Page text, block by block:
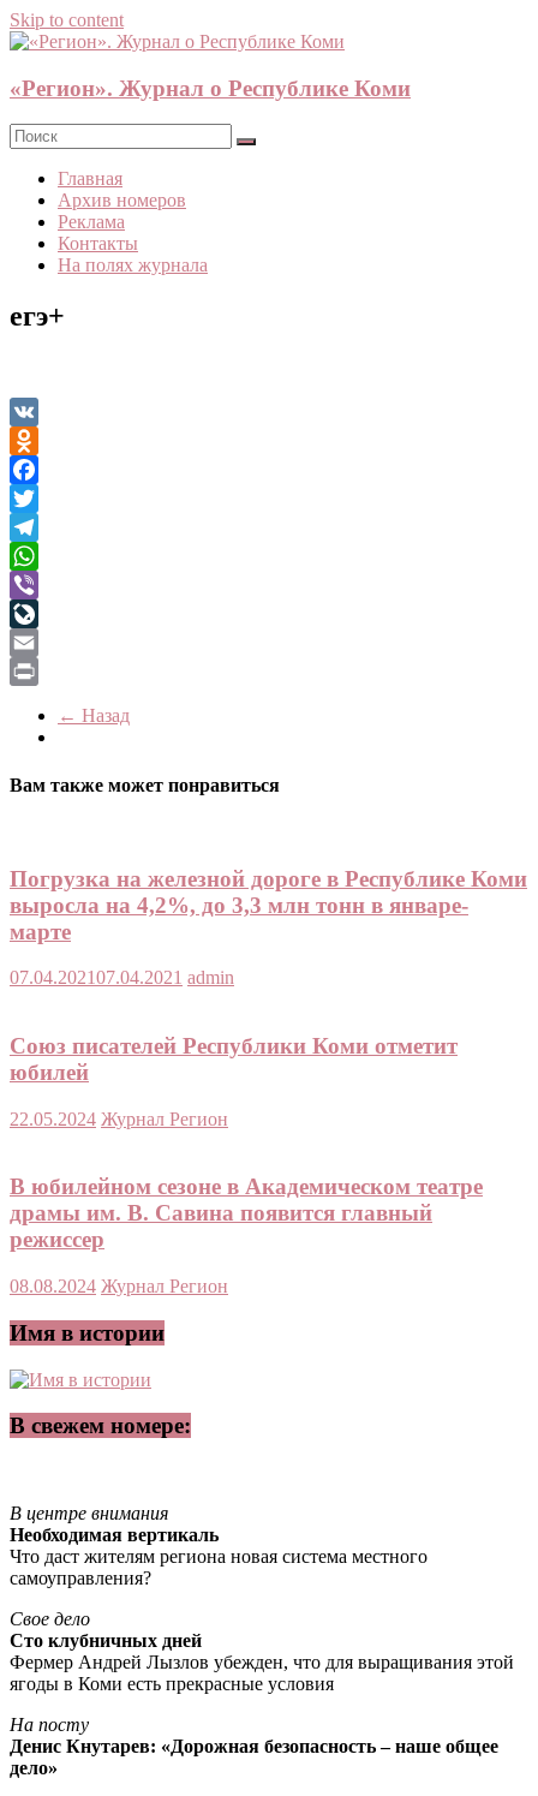
Skip to content
«Регион». Журнал о Республике Коми
Главная
Архив номеров
Реклама
Контакты
На полях журнала
егэ+
VK
Odnoklassniki
Facebook
Twitter
Telegram
WhatsApp
Viber
LiveJournal
Email
← Назад
Вам также может понравиться
Погрузка на железной дороге в Республике Коми
выросла на 4,2%, до 3,3 млн тонн в январе-
марте
07.04.202107.04.2021 admin
Союз писателей Республики Коми отметит
юбилей
22.05.2024 Журнал Регион
В юбилейном сезоне в Академическом театре
драмы им. В. Савина появится главный
режиссер
08.08.2024 Журнал Регион
Имя в истории
В свежем номере:
В центре внимания
Необходимая вертикаль
Что даст жителям региона новая система местного
самоуправления?
Свое дело
Сто клубничных дней
Фермер Андрей Лызлов убежден, что для выращивания этой
ягоды в Коми есть прекрасные условия
На посту
Денис Кнутарев: «Дорожная безопасность – наше общее
дело»